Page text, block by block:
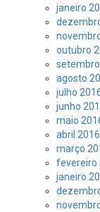
janeiro
outubro
agosto
julho
junho
maio
abril 2016
março
fevereiro
janeiro